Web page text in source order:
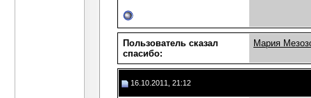
Пользователь сказал
cпасибо:
Мария
16.10.2011, 21:12